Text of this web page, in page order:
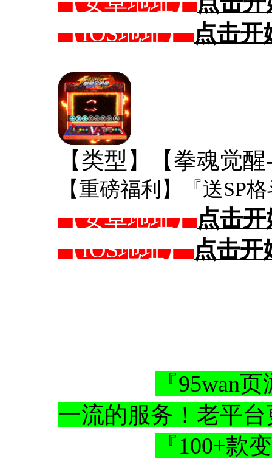
【IOS地址】点击开
【类型】【拳魂觉
【重磅福利】『送SP
【安卓地址】点击
【IOS地址】点击开
『95wan
一流的服务！老平
『100+款